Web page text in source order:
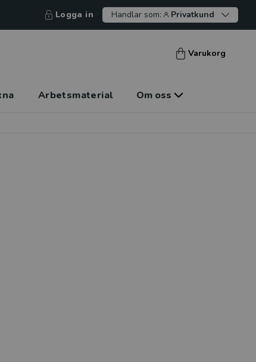
Logga in Handlar som: Privatkund
Varukorg
Arbetsmaterial Om oss